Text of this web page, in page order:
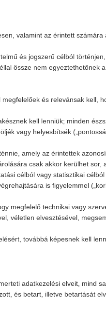
valamint az érintett
és jogszerű célból
össze nem
és relevánsak kell,
kell lenniük; minden
vagy helyesbítsék
amely az érintettek
csak akkor kerülhet
célból vagy statisztikai
is figyelemmel
megfelelő technikai vagy
véletlen elvesztésével,
továbbá képesnek kell
adatkezelési elveit, mind
és betart, illetve betartását